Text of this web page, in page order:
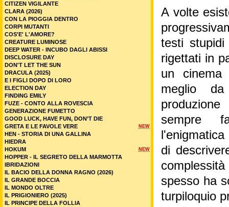
A volte
testi
rigettati in
un
meglio
sempre
di
spesso ha
turpiloquio
CITIZEN VIGILANTE
CLARA (2026)
CON LA PIOGGIA DENTRO
CORPI MUTANTI
COS'E' L'AMORE?
CREATURE LUMINOSE
DEEP WATER - INCUBO DAGLI ABISSI
DISCLOSURE DAY
DON'T LET THE SUN
DRACULA (2025)
E I FIGLI DOPO DI LORO
ELECTION DAY
FINDING EMILY
FUZE - CONTO ALLA ROVESCIA
GENERAZIONE FUMETTO
GOOD LUCK, HAVE FUN, DON’T DIE
NEW
GRETA E LE FAVOLE VERE
HEN - STORIA DI UNA GALLINA
HIEDRA
NEW
HOKUM
HOPPER - IL SEGRETO DELLA MARMOTTA
IBRIDAZIONI
IL BACIO DELLA DONNA RAGNO (2026)
IL GRANDE BOCCIA
IL MONDO OLTRE
IL PRIGIONIERO (2025)
IL PRINCIPE DELLA FOLLIA